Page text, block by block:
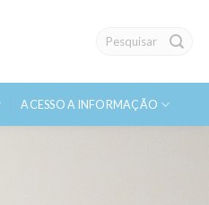
Search
ACESSO A INFORMAÇÃO